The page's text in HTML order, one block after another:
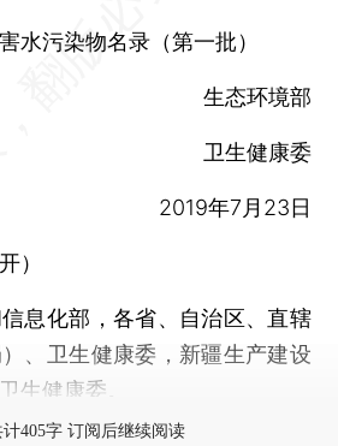
污染物名录（第一批）
生态环境部
卫生健康委
2019年7月23日
）
化部，各省、自治区、直辖
、卫生健康委，新疆生产建设
生健康委。
405字 订阅后继续阅读